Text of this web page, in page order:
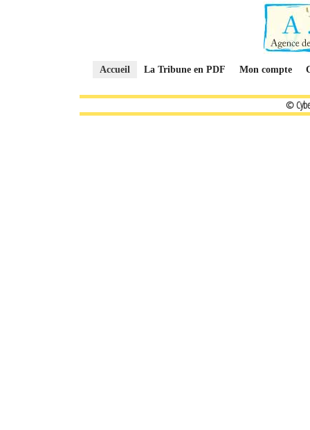
Accueil La Tribune en PDF Mon compte
©